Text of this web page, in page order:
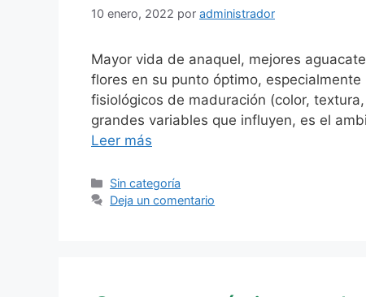
10 enero, 2022 por administrador
Mayor vida de anaquel, mejores
flores en su punto óptimo,
fisiológicos de maduración (color,
grandes variables que influyen, es el
Leer más
Categorías
Sin categoría
Deja un comentario